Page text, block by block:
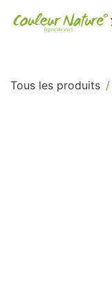
Tous les produits